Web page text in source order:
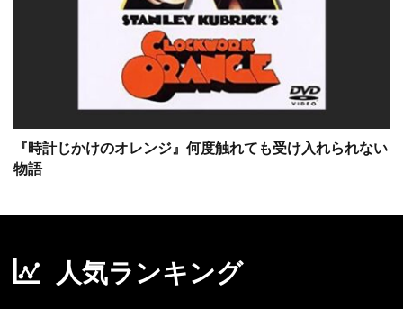
ジェフリー・M・ワイナー
ジェフリー・ウェイスマン
ジェフリー・エアンド
ジェフリー・キンボール
ジェフリー・タンバー
ジェフリー・デマン
ジェフ・キャラン
ジェフ・コーエン
『時計じかけのオレンジ』何度触れても受け入れられない
物語
人気ランキング